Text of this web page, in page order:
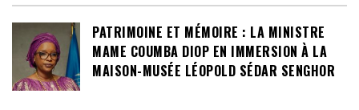
PATRIMOINE ET MÉMOIRE : LA MINISTRE
MAME COUMBA DIOP EN IMMERSION À LA
MAISON-MUSÉE LÉOPOLD SÉDAR SENGHOR